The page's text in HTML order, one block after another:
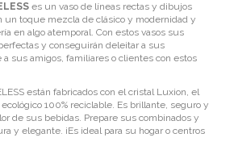
es un vaso de líneas rectas y dibujos
un toque mezcla de clásico y modernidad y
en algo atemporal. Con estos vasos sus
y conseguirán deleitar a sus
a sus amigos, familiares o clientes con estos
están fabricados con el cristal Luxion, el
100% reciclable. Es brillante, seguro y
de sus bebidas. Prepare sus combinados y
y elegante. ¡Es ideal para su hogar o centros